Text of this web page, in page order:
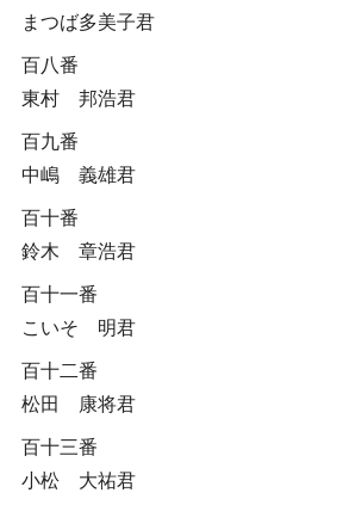
まつば多美子君
百八番
東村 邦浩君
百九番
中嶋 義雄君
百十番
鈴木 章浩君
百十一番
こいそ 明君
百十二番
松田 康将君
百十三番
小松 大祐君